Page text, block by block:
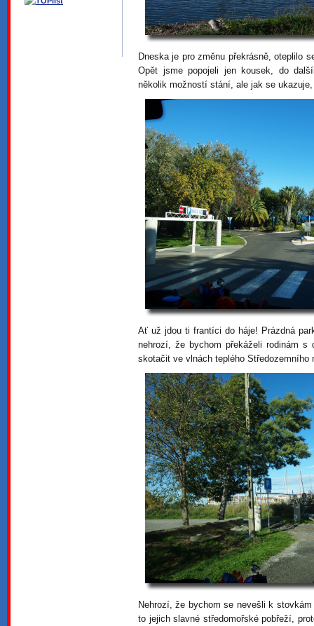
Dneska je pro změnu překrásně, oteplilo
Opět jsme popojeli jen kousek, do
několik možností stání, ale jak se
Ať už jdou ti frantíci do háje! Prázdná
nehrozí, že bychom překáželi rodinám
skotačit ve vlnách teplého Středozemního
Nehrozí, že bychom se nevešli k
to jejich slavné středomořské pobřeží,